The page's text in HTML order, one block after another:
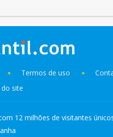
Termos de uso
site
12 milhões de visitantes